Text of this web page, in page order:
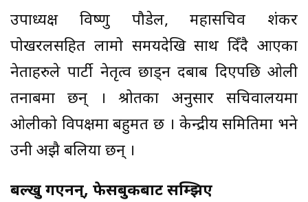
उपाध्यक्ष विष्णु पौडेल, महासचिव शंकर
पोखरलसहित लामो समयदेखि साथ दिँदै आएका
नेताहरुले पार्टी नेतृत्व छाड्न दबाब दिएपछि ओली
तनाबमा छन् । श्रोतका अनुसार सचिवालयमा
ओलीको विपक्षमा बहुमत छ । केन्द्रीय समितिमा भने
उनी अझै बलिया छन् ।
बल्खु गएनन्, फेसबुकबाट सम्झिए